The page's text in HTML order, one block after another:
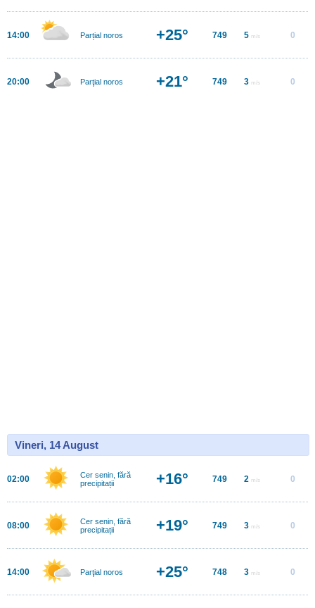
14:00 Parțial noros +25° 749 5 m/s 0
20:00 Parţial noros +21° 749 3 m/s 0
Vineri, 14 August
02:00
Cer senin, fără
precipitații
+16° 749 2 m/s 0
08:00
Cer senin, fără
precipitații
+19° 749 3 m/s 0
14:00 Parţial noros +25° 748 3 m/s 0